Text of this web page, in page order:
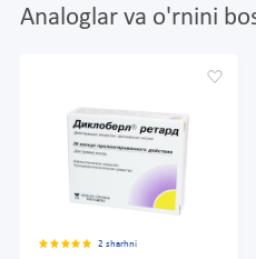
Analoglar va o'rnini
2 sharhni